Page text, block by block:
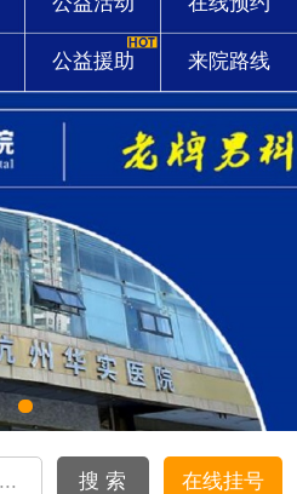
公益援助 来院路线
搜 索 在线挂号